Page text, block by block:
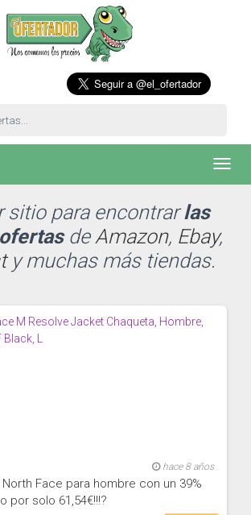
sitio para encontrarlas
deAmazon, Ebay,
y muchas más tiendas.
hace 8 años
Face para hombre con un 39%
por solo 61,54€!!!?